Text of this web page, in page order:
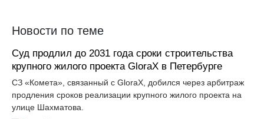
Новости по теме
Суд продлил до 2031 года сроки строительства
крупного жилого проекта GloraX в Петербурге
СЗ «Комета», связанный с GloraX, добился через арбитраж
продления сроков реализации крупного жилого проекта на
улице Шахматова.